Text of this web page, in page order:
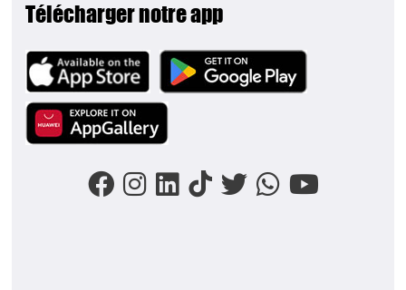
Télécharger notre app
Image Image
Image